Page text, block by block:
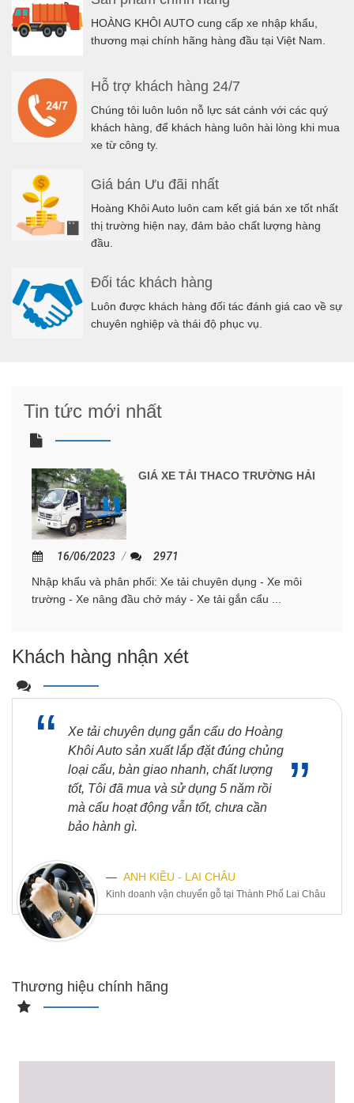
HOÀNG KHÔI AUTO cung cấp xe nhập khẩu,
thương mại chính hãng hàng đầu tại Việt Nam.
Hỗ trợ khách hàng 24/7
Chúng tôi luôn luôn nỗ lực sát cánh với các quý
khách hàng, để khách hàng luôn hài lòng khi mua
xe từ công ty.
Giá bán Ưu đãi nhất
Hoàng Khôi Auto luôn cam kết giá bán xe tốt nhất
thị trường hiện nay, đảm bảo chất lượng hàng
đầu.
Đối tác khách hàng
Luôn được khách hàng đối tác đánh giá cao về sự
chuyên nghiệp và thái độ phục vụ.
Tin tức mới nhất
GIÁ XE TẢI THACO TRƯỜNG HẢI
16/06/2023
2971
Nhập khẩu và phân phối: Xe tải chuyên dụng - Xe môi
trường - Xe nâng đầu chở máy - Xe tải gắn cẩu ...
Khách hàng nhận xét
“
Xe tải chuyên dụng gắn cẩu do Hoàng
Khôi Auto sản xuất lắp đặt đúng chủng
loại cẩu, bàn giao nhanh, chất lượng
tốt, Tôi đã mua và sử dụng 5 năm rồi
mà cẩu hoạt động vẫn tốt, chưa cần
bảo hành gì.
”
ANH KIỀU - LAI CHÂU
Kinh doanh vận chuyển gỗ tại Thành Phố Lai Châu
Thương hiệu chính hãng